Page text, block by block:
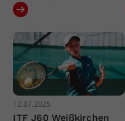
12.07.2025
ITF J60 Weißkirchen